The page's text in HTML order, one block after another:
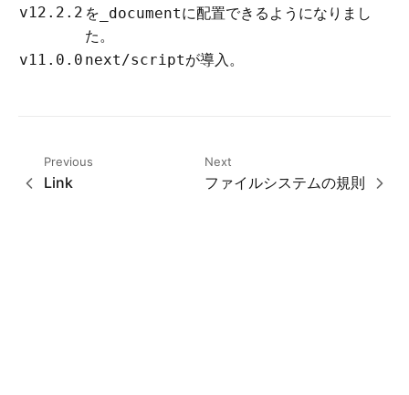
v12.2.2 を _documentに配置できるようになりまし
た。
v11.0.0 next/scriptが導入。
Previous
Link
Next
ファイルシステムの規則